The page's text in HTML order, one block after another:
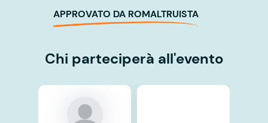
APPROVATO DA ROMALTRUISTA
Chi parteciperà all'evento